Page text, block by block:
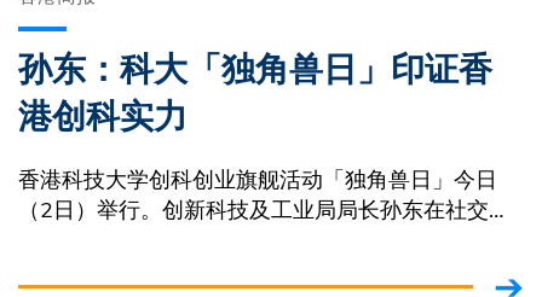
孙东：科大「独角兽日」印证香
港创科实力
香港科技大学创科创业旗舰活动「独角兽日」今日
（2日）举行。创新科技及工业局局长孙东在社交平